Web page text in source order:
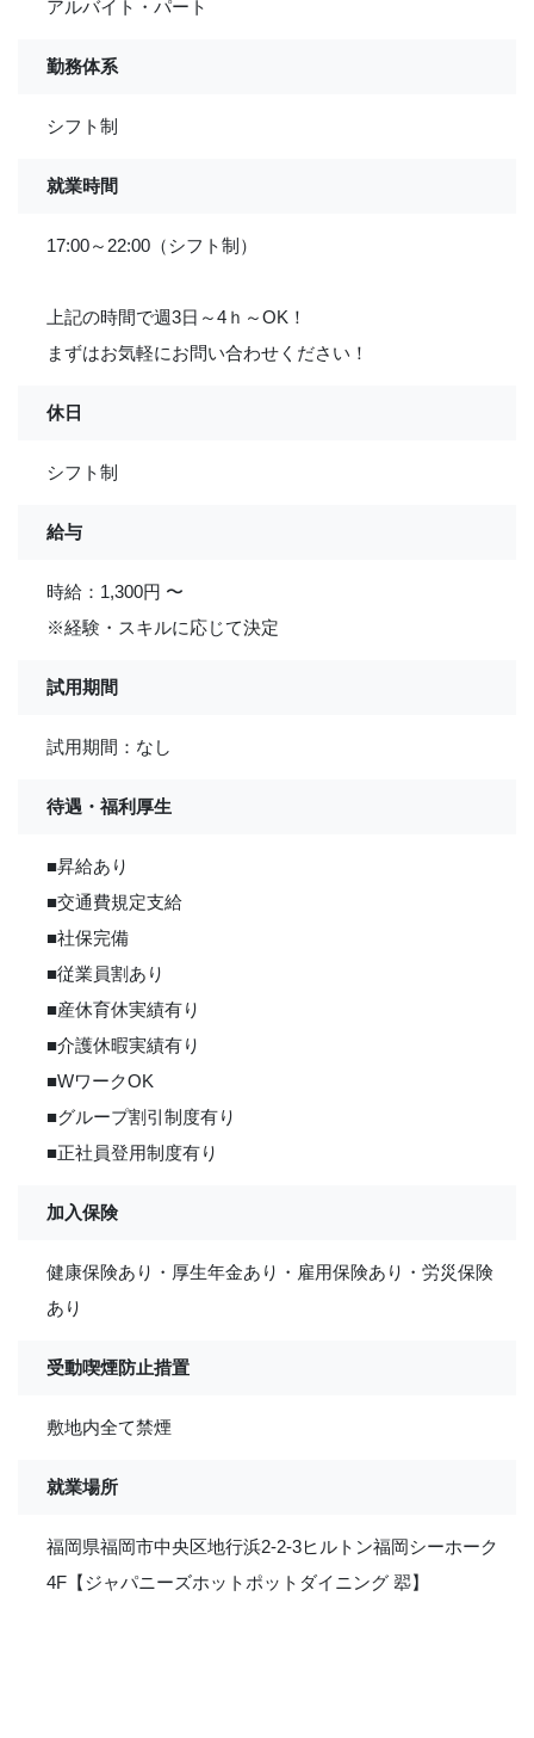
アルバイト・パート
勤務体系
シフト制
就業時間
17:00～22:00（シフト制）
上記の時間で週3日～4ｈ～OK！
まずはお気軽にお問い合わせください！
休日
シフト制
給与
時給：1,300円 〜
※経験・スキルに応じて決定
試用期間
試用期間：なし
待遇・福利厚生
■昇給あり
■交通費規定支給
■社保完備
■従業員割あり
■産休育休実績有り
■介護休暇実績有り
■WワークOK
■グループ割引制度有り
■正社員登用制度有り
加入保険
健康保険あり・厚生年金あり・雇用保険あり・労災保険
あり
受動喫煙防止措置
敷地内全て禁煙
就業場所
福岡県福岡市中央区地行浜2-2-3ヒルトン福岡シーホーク
4F【ジャパニーズホットポットダイニング 翆】